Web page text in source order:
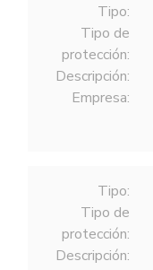
Tipo:
Tipo de
protección:
Descripción:
Empresa:
Tipo:
Tipo de
protección:
Descripción: